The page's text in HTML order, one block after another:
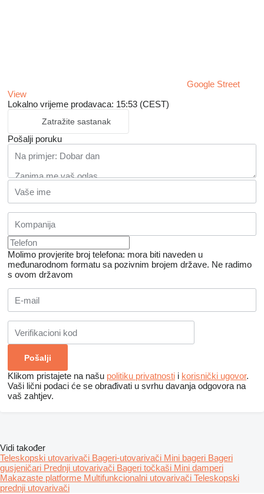
Google Street
View
Lokalno vrijeme prodavaca: 15:53 (CEST)
Zatražite sastanak
Pošalji poruku
Molimo provjerite broj telefona: mora biti naveden u
međunarodnom formatu sa pozivnim brojem države. Ne radimo
s ovom državom
Klikom pristajete na našu politiku privatnosti i korisnički ugovor.
Vaši lični podaci će se obrađivati ​​u svrhu davanja odgovora na
vaš zahtjev.
Vidi također
Teleskopski utovarivači Bageri-utovarivači Mini bageri Bageri
gusjeničari Prednji utovarivači Bageri točkaši Mini damperi
Makazaste platforme Multifunkcionalni utovarivači Teleskopski
prednji utovarivači